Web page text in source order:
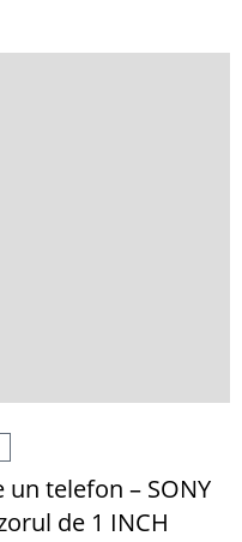
un telefon – SONY
de 1 INCH